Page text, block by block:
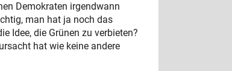
Demokraten irgendwann
man hat ja noch das
Idee, die Grünen zu verbieten?
hat wie keine andere